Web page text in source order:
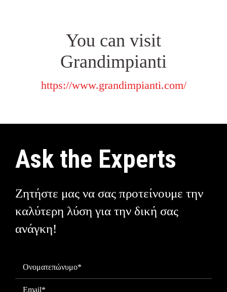
You can visit
Grandimpianti
https://www.grandimpianti.com/
Ask the Experts
Ζητήστε μας να σας προτείνουμε την
καλύτερη λύση για την δική σας
ανάγκη!